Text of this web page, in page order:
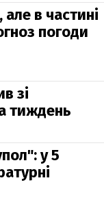
в частині
погоди
зі
тиждень
у 5